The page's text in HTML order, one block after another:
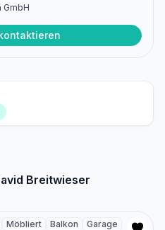
GmbH
Breitwieser
Möbliert Balkon
Garage